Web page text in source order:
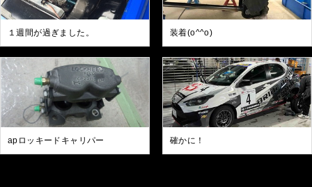
１週間が過ぎました。 装着(o^^o)
apロッキードキャリパー 確かに！